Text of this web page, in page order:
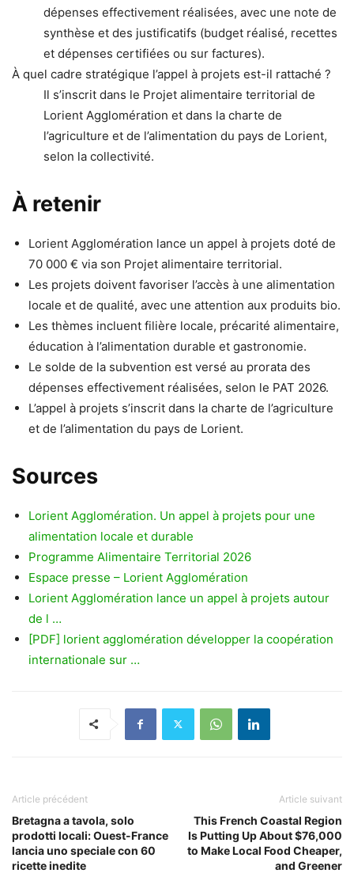
dépenses effectivement réalisées, avec une note de
synthèse et des justificatifs (budget réalisé, recettes
et dépenses certifiées ou sur factures).
À quel cadre stratégique l’appel à projets est-il rattaché ?
Il s’inscrit dans le Projet alimentaire territorial de
Lorient Agglomération et dans la charte de
l’agriculture et de l’alimentation du pays de Lorient,
selon la collectivité.
À retenir
Lorient Agglomération lance un appel à projets doté de
70 000 € via son Projet alimentaire territorial.
Les projets doivent favoriser l’accès à une alimentation
locale et de qualité, avec une attention aux produits bio.
Les thèmes incluent filière locale, précarité alimentaire,
éducation à l’alimentation durable et gastronomie.
Le solde de la subvention est versé au prorata des
dépenses effectivement réalisées, selon le PAT 2026.
L’appel à projets s’inscrit dans la charte de l’agriculture
et de l’alimentation du pays de Lorient.
Sources
Lorient Agglomération. Un appel à projets pour une
alimentation locale et durable
Programme Alimentaire Territorial 2026
Espace presse – Lorient Agglomération
Lorient Agglomération lance un appel à projets autour
de l …
[PDF] lorient agglomération développer la coopération
internationale sur …
Article précédent
Bretagna a tavola, solo
prodotti locali: Ouest-France
lancia uno speciale con 60
ricette inedite
Article suivant
This French Coastal Region
Is Putting Up About $76,000
to Make Local Food Cheaper,
and Greener